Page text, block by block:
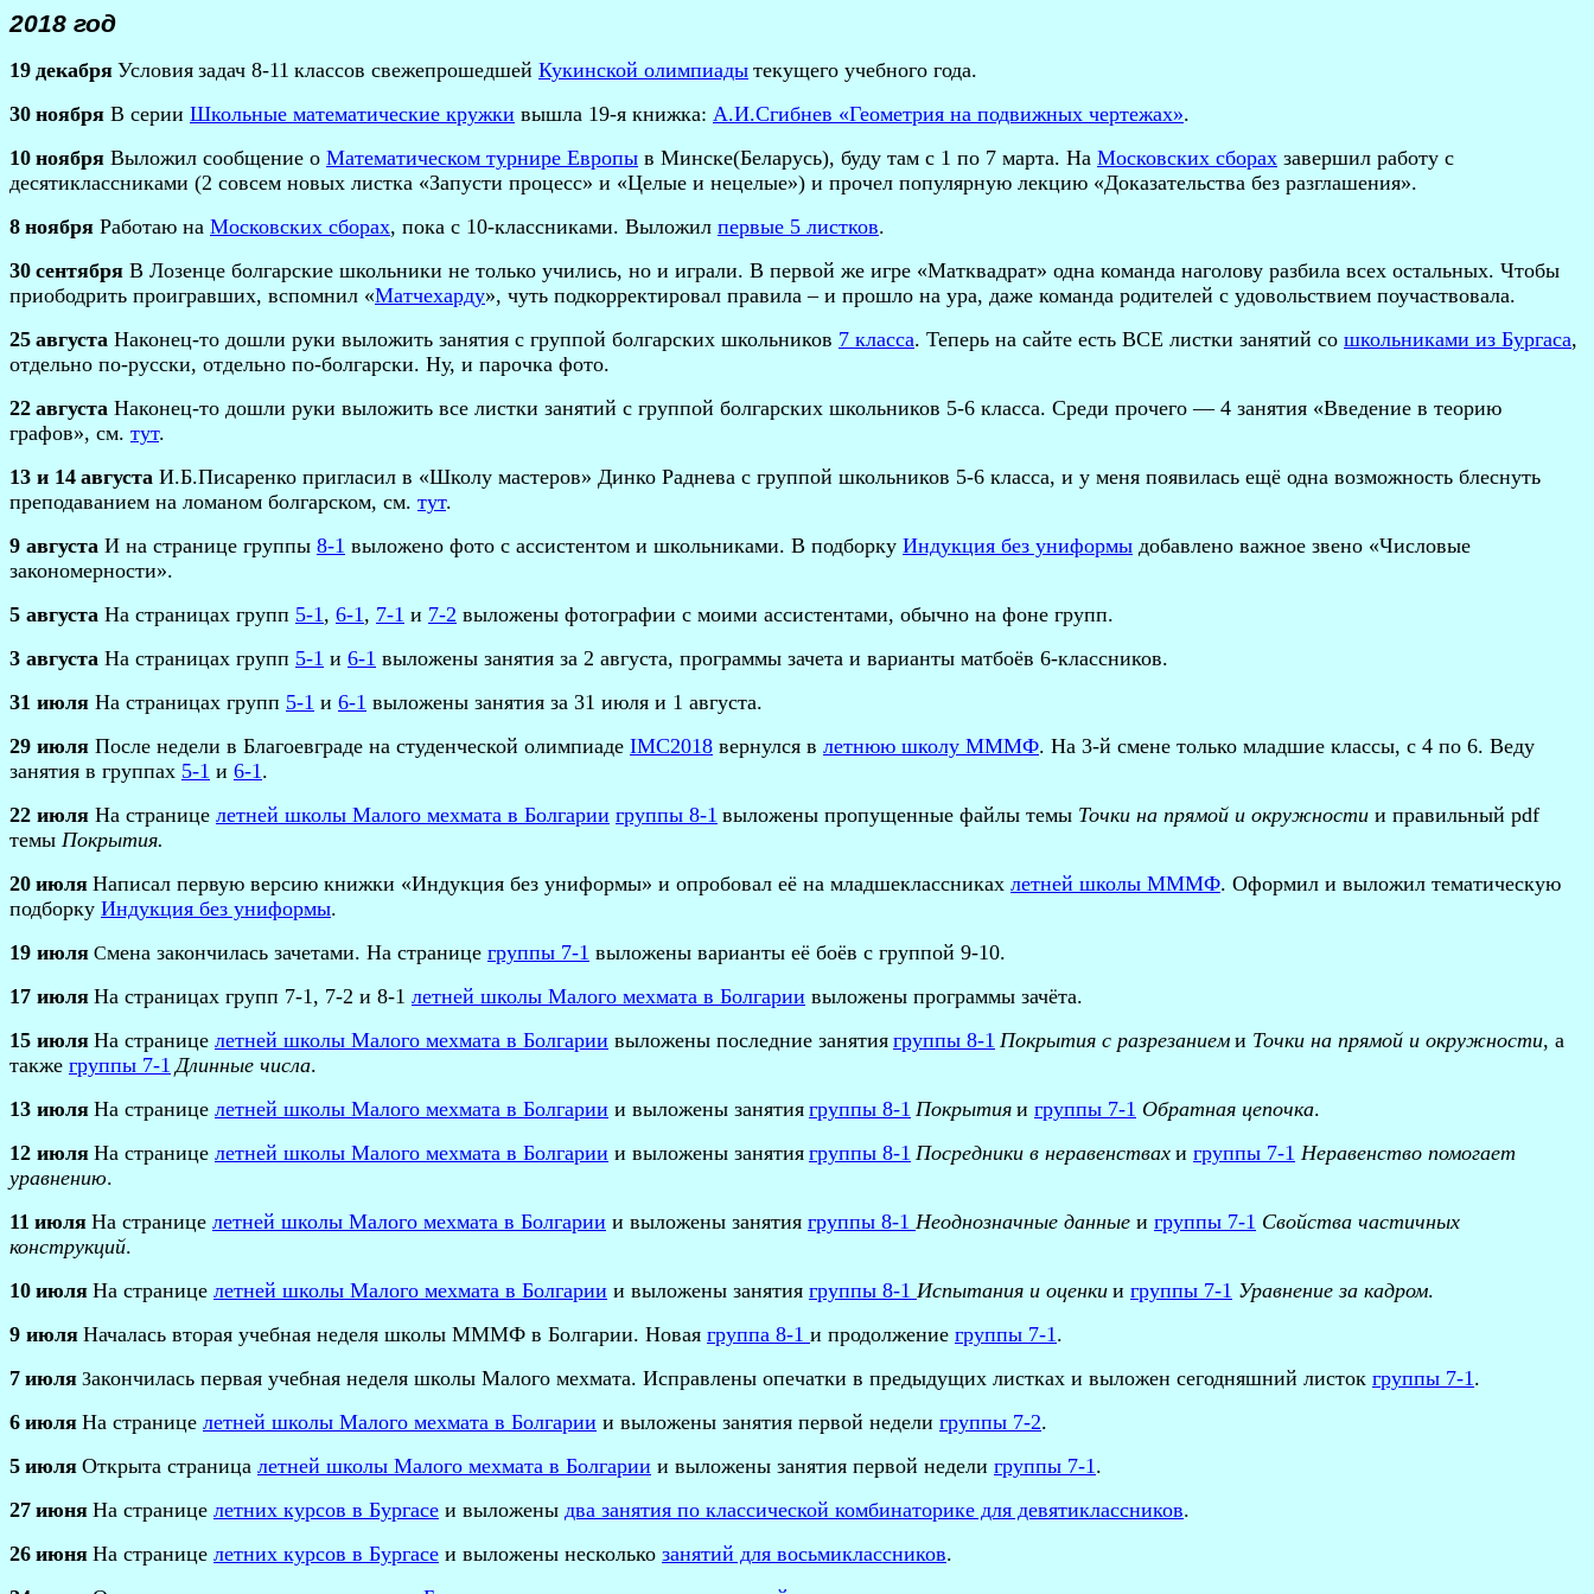
2018 год
19 декабря Условия задач 8-11 классов свежепрошедшей Кукинской олимпиады текущего учебного года.
30 ноября В серии Школьные математические кружки вышла 19-я книжка: А.И.Сгибнев «Геометрия на подвижных чертежах».
10 ноября Выложил сообщение о Математическом турнире Европы в Минске(Беларусь), буду там с 1 по 7 марта. На Московских сборах завершил работу с
десятиклассниками (2 совсем новых листка «Запусти процесс» и «Целые и нецелые») и прочел популярную лекцию «Доказательства без разглашения».
8 ноября Работаю на Московских сборах, пока с 10-классниками. Выложил первые 5 листков.
30 сентября В Лозенце болгарские школьники не только учились, но и играли. В первой же игре «Матквадрат» одна команда наголову разбила всех остальных. Чтобы
приободрить проигравших, вспомнил «Матчехарду», чуть подкорректировал правила – и прошло на ура, даже команда родителей с удовольствием поучаствовала.
25 августа Наконец-то дошли руки выложить занятия с группой болгарских школьников 7 класса. Теперь на сайте есть ВСЕ листки занятий со школьниками из Бургаса,
отдельно по-русски, отдельно по-болгарски. Ну, и парочка фото.
22 августа Наконец-то дошли руки выложить все листки занятий с группой болгарских школьников 5-6 класса. Среди прочего — 4 занятия «Введение в теорию
графов», см. тут.
13 и 14 августа И.Б.Писаренко пригласил в «Школу мастеров» Динко Раднева с группой школьников 5-6 класса, и у меня появилась ещё одна возможность блеснуть
преподаванием на ломаном болгарском, см. тут.
9 августа И на странице группы 8-1 выложено фото с ассистентом и школьниками. В подборку Индукция без униформы добавлено важное звено «Числовые
закономерности».
5 августа На страницах групп 5-1, 6-1, 7-1 и 7-2 выложены фотографии с моими ассистентами, обычно на фоне групп.
3 августа На страницах групп 5-1 и 6-1 выложены занятия за 2 августа, программы зачета и варианты матбоёв 6-классников.
31 июля На страницах групп 5-1 и 6-1 выложены занятия за 31 июля и 1 августа.
29 июля После недели в Благоевграде на студенческой олимпиаде IMC2018 вернулся в летнюю школу МММФ. На 3-й смене только младшие классы, с 4 по 6. Веду
занятия в группах 5-1 и 6-1.
22 июля На странице летней школы Малого мехмата в Болгарии группы 8-1 выложены пропущенные файлы темы Точки на прямой и окружности и правильный pdf
темы Покрытия.
20 июля Написал первую версию книжки «Индукция без униформы» и опробовал её на младшеклассниках летней школы МММФ. Оформил и выложил тематическую
подборку Индукция без униформы.
19 июля Смена закончилась зачетами. На странице группы 7-1 выложены варианты её боёв с группой 9-10.
17 июля На страницах групп 7-1, 7-2 и 8-1 летней школы Малого мехмата в Болгарии выложены программы зачёта.
15 июля На странице летней школы Малого мехмата в Болгарии выложены последние занятия группы 8-1 Покрытия c разрезанием и Точки на прямой и окружности, а
также группы 7-1 Длинные числа.
13 июля На странице летней школы Малого мехмата в Болгарии и выложены занятия группы 8-1 Покрытия и группы 7-1 Обратная цепочка.
12 июля На странице летней школы Малого мехмата в Болгарии и выложены занятия группы 8-1 Посредники в неравенствах и группы 7-1 Неравенство помогает
уравнению.
11 июля На странице летней школы Малого мехмата в Болгарии и выложены занятия группы 8-1 Неоднозначные данные и группы 7-1 Свойства частичных
конструкций.
10 июля На странице летней школы Малого мехмата в Болгарии и выложены занятия группы 8-1 Испытания и оценки и группы 7-1 Уравнение за кадром.
9 июля Началась вторая учебная неделя школы МММФ в Болгарии. Новая группа 8-1 и продолжение группы 7-1.
7 июля Закончилась первая учебная неделя школы Малого мехмата. Исправлены опечатки в предыдущих листках и выложен сегодняшний листок группы 7-1.
6 июля На странице летней школы Малого мехмата в Болгарии и выложены занятия первой недели группы 7-2.
5 июля Открыта страница летней школы Малого мехмата в Болгарии и выложены занятия первой недели группы 7-1.
27 июня На странице летних курсов в Бургасе и выложены два занятия по классической комбинаторике для девятиклассников.
26 июня На странице летних курсов в Бургасе и выложены несколько занятий для восьмиклассников.